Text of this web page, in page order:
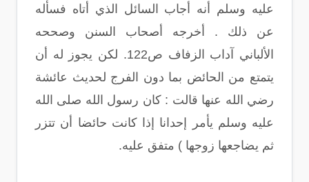
عليه وسلم أنه أجاب السائل الذي أتاه فسأله
عن ذلك . أخرجه أصحاب السنن وصححه
الألباني آداب الزفاف ص122. لكن يجوز له أن
يتمتع من الحائض بما دون الفرج لحديث عائشة
رضي الله عنها قالت : كان رسول الله صلى الله
عليه وسلم يأمر إحدانا إذا كانت حائضا أن تتزر
ثم يضاجعها زوجها ) متفق عليه.